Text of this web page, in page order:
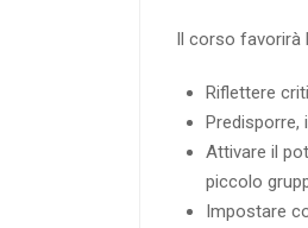
Il corso favorirà
Riflettere
Predisporre,
Attivare il
piccolo
Impostare